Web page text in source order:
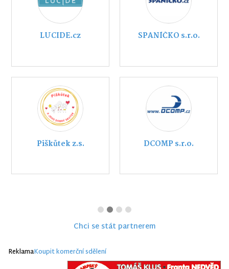
LUCIDE.cz SPANÍČKO s.r.o.
Piškůtek z.s. DCOMP s.r.o.
Chci se stát partnerem
ReklamaKoupit komerční sdělení